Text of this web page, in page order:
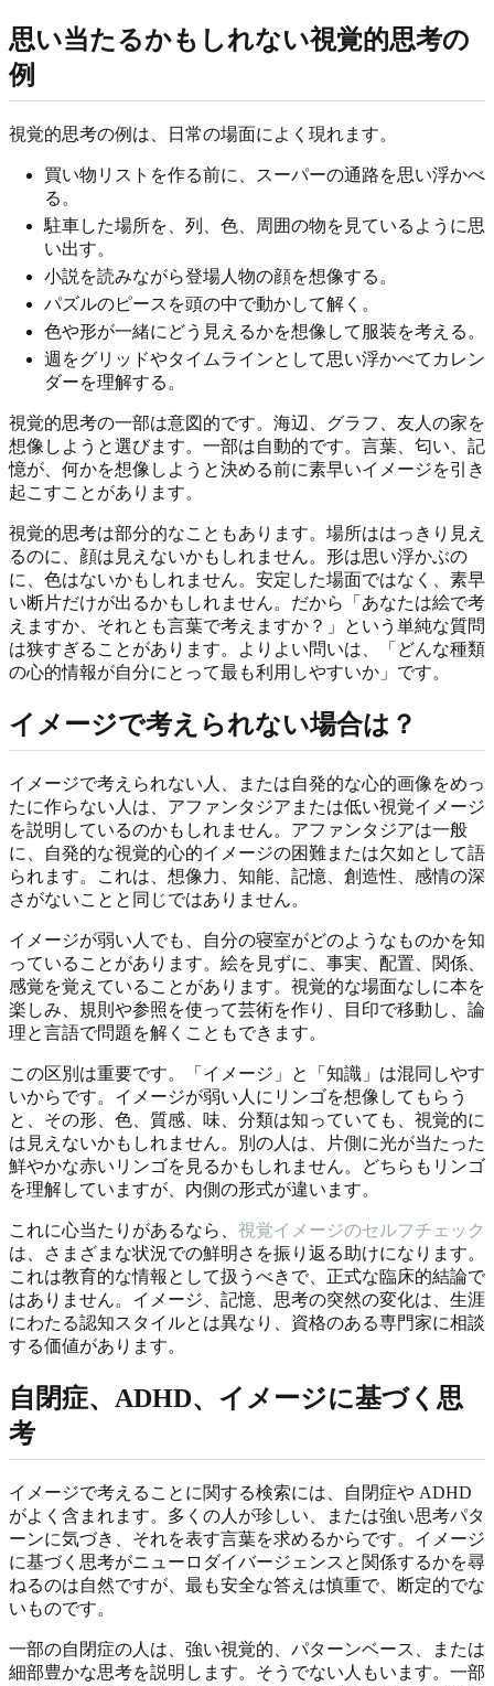
思い当たるかもしれない視覚的思考の
例
視覚的思考の例は、日常の場面によく現れます。
買い物リストを作る前に、スーパーの通路を思い浮かべ
る。
駐車した場所を、列、色、周囲の物を見ているように思
い出す。
小説を読みながら登場人物の顔を想像する。
パズルのピースを頭の中で動かして解く。
色や形が一緒にどう見えるかを想像して服装を考える。
週をグリッドやタイムラインとして思い浮かべてカレン
ダーを理解する。
視覚的思考の一部は意図的です。海辺、グラフ、友人の家を
想像しようと選びます。一部は自動的です。言葉、匂い、記
憶が、何かを想像しようと決める前に素早いイメージを引き
起こすことがあります。
視覚的思考は部分的なこともあります。場所ははっきり見え
るのに、顔は見えないかもしれません。形は思い浮かぶの
に、色はないかもしれません。安定した場面ではなく、素早
い断片だけが出るかもしれません。だから「あなたは絵で考
えますか、それとも言葉で考えますか？」という単純な質問
は狭すぎることがあります。よりよい問いは、「どんな種類
の心的情報が自分にとって最も利用しやすいか」です。
イメージで考えられない場合は？
イメージで考えられない人、または自発的な心的画像をめっ
たに作らない人は、アファンタジアまたは低い視覚イメージ
を説明しているのかもしれません。アファンタジアは一般
に、自発的な視覚的心的イメージの困難または欠如として語
られます。これは、想像力、知能、記憶、創造性、感情の深
さがないことと同じではありません。
イメージが弱い人でも、自分の寝室がどのようなものかを知
っていることがあります。絵を見ずに、事実、配置、関係、
感覚を覚えていることがあります。視覚的な場面なしに本を
楽しみ、規則や参照を使って芸術を作り、目印で移動し、論
理と言語で問題を解くこともできます。
この区別は重要です。「イメージ」と「知識」は混同しやす
いからです。イメージが弱い人にリンゴを想像してもらう
と、その形、色、質感、味、分類は知っていても、視覚的に
は見えないかもしれません。別の人は、片側に光が当たった
鮮やかな赤いリンゴを見るかもしれません。どちらもリンゴ
を理解していますが、内側の形式が違います。
これに心当たりがあるなら、 視覚イメージのセルフチェック
は、さまざまな状況での鮮明さを振り返る助けになります。
これは教育的な情報として扱うべきで、正式な臨床的結論で
はありません。イメージ、記憶、思考の突然の変化は、生涯
にわたる認知スタイルとは異なり、資格のある専門家に相談
する価値があります。
自閉症、ADHD、イメージに基づく思
考
イメージで考えることに関する検索には、自閉症や ADHD
がよく含まれます。多くの人が珍しい、または強い思考パタ
ーンに気づき、それを表す言葉を求めるからです。イメージ
に基づく思考がニューロダイバージェンスと関係するかを尋
ねるのは自然ですが、最も安全な答えは慎重で、断定的でな
いものです。
一部の自閉症の人は、強い視覚的、パターンベース、または
細部豊かな思考を説明します。そうでない人もいます。一部